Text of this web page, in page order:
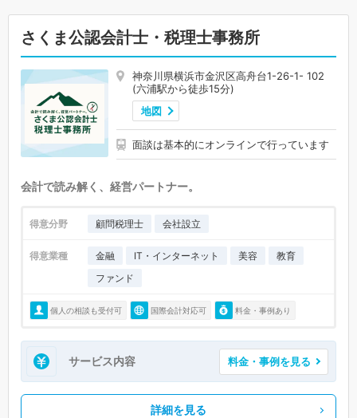
さくま公認会計士・税理士事務所
神奈川県横浜市金沢区高舟台1-26-1- 102
(六浦駅から徒歩15分)
地図
面談は基本的にオンラインで行っています
会計で読み解く、経営パートナー。
得意分野 顧問税理士 会社設立
得意業種 金融 IT・インターネット 美容
教育
ファンド
個人の相談も受付可 国際会計対応可 料金・事例あり
サービス内容 料金・事例を見る
詳細を見る